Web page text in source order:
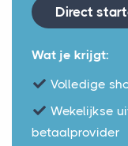
Direct
Wat je krijgt:
Volledige
Wekelijkse
betaalprovider